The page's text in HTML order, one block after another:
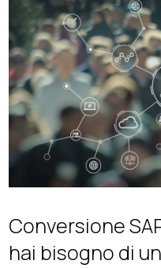
Conversione
hai bisogno di